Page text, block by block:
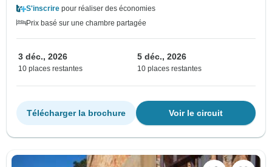
S'inscrire pour réaliser des économies
Prix basé sur une chambre partagée
3 déc., 2026
10 places restantes
5 déc., 2026
10 places restantes
Voir le circuit
Télécharger la brochure